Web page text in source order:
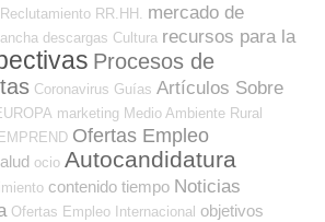
Reclutamiento RR.HH.
mercado de
descargas Cultura recursos para la
Procesos de
Coronavirus Guías Artículos Sobre
marketing Medio Ambiente Rural
Ofertas Empleo
ocio Autocandidatura
contenido tiempo Noticias
Ofertas Empleo Internacional objetivos